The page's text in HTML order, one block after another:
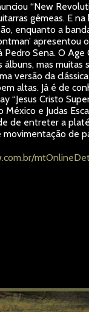
“New
gêmeas. E na
enquanto a
apresentou
Sena. O
mas muitas
versão da
altas. Já é de
“Jesus Cristo
e Judas
de entreter a
movimentação de